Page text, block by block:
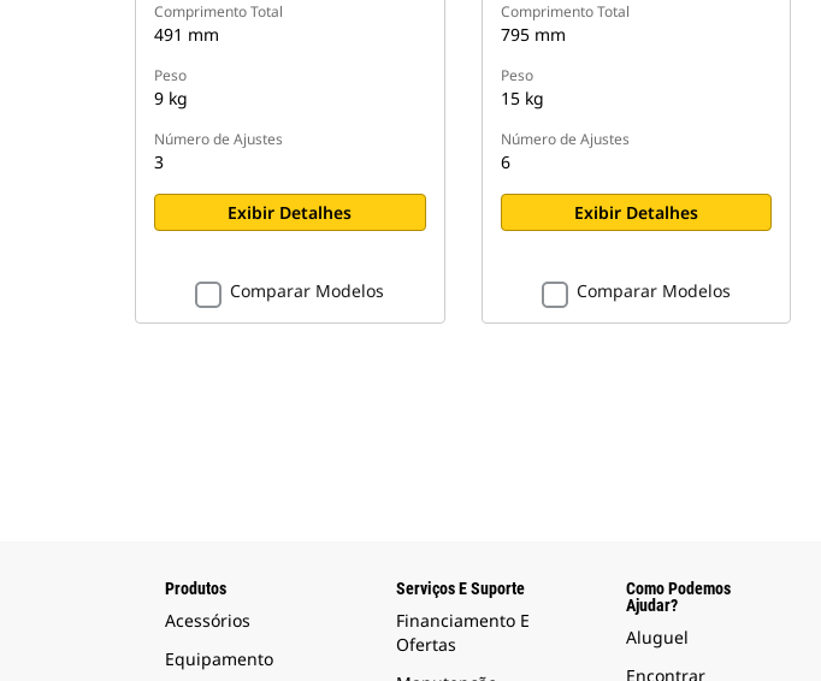
Comprimento Total
491 mm
Peso
9 kg
Número de Ajustes
3
Exibir Detalhes
Comparar Modelos
Comprimento Total
795 mm
Peso
15 kg
Número de Ajustes
6
Exibir Detalhes
Comparar Modelos
Produtos
Acessórios
Equipamento
Serviços E Suporte
Financiamento E
Ofertas
Como Podemos
Ajudar?
Aluguel
Encontrar